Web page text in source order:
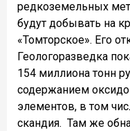
редкоземельных
будут добывать на
«Томторское». Его
Геологоразведка
154 миллиона тонн
содержанием
элементов, в том
скандия. Там же